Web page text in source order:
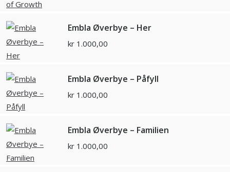
Embla Øverbye – Her
kr 1.000,00
Embla Øverbye – Påfyll
kr 1.000,00
Embla Øverbye – Familien
kr 1.000,00